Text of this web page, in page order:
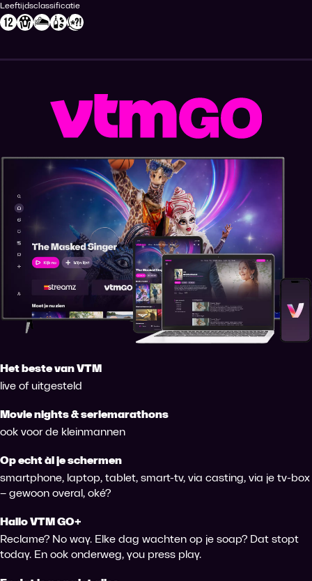
Leeftijdsclassificatie
Het beste van VTM
live of uitgesteld
Movie nights & seriemarathons
ook voor de kleinmannen
Op echt àl je schermen
smartphone, laptop, tablet, smart-tv, via casting, via je tv-box
– gewoon overal, oké?
Hallo VTM GO+
Reclame? No way. Elke dag wachten op je soap? Dat stopt
today. En ook onderweg, you press play.